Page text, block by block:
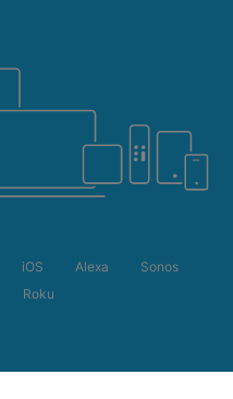
iOS Alexa
Sonos
Roku